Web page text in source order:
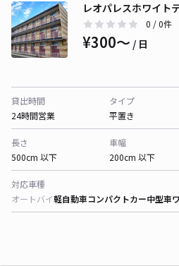
レオパレスホワイト
0 / 0件
¥300〜 / 日
貸出時間
24時間営業
タイプ
平置き
長さ
500cm 以下
車幅
200cm 以下
対応車種
オートバイ軽自動車コンパクトカー中型車